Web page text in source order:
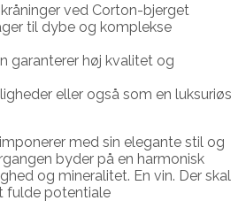
ved Corton-bjerget
til dybe og komplekse
garanterer høj kvalitet og
eller også som en luksuriøs
med sin elegante stil og
byder på en harmonisk
og mineralitet. En vin. Der skal
fulde potentiale